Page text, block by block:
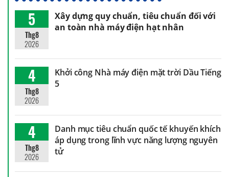
5
Thg8
2026
Xây dựng quy chuẩn, tiêu chuẩn đối với
an toàn nhà máy điện hạt nhân
4
Thg8
2026
Khởi công Nhà máy điện mặt trời Dầu Tiếng
5
4
Thg8
2026
Danh mục tiêu chuẩn quốc tế khuyến khích
áp dụng trong lĩnh vực năng lượng nguyên
tử